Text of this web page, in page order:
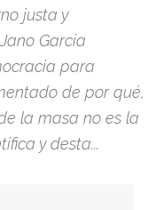
justa y
García
para
de por qué,
la masa no es la
y desta...